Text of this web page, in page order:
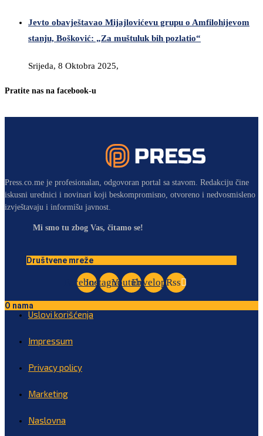
Jevto obavještavao Mijajlovićevu grupu o Amfilohijevom
stanju, Bošković: „Za muštuluk bih pozlatio“
Srijeda, 8 Oktobra 2025,
Pratite nas na facebook-u
Press.co.me je profesionalan, odgovoran portal sa stavom. Redakciju čine
iskusni urednici i novinari koji beskompromisno, otvoreno i nedvosmisleno
izvještavaju i informišu javnost.
Mi smo tu zbog Vas, čitamo se!
Društvene mreže
Facebook
InstagramYoutubeEnvelopeRss
O nama
Uslovi korišćenja
Impressum
Privacy policy
Marketing
Naslovna